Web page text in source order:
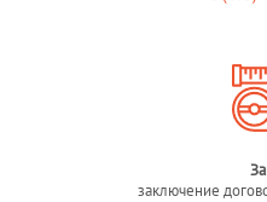
заключение